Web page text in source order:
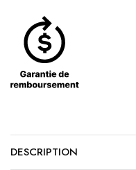
DESCRIPTION